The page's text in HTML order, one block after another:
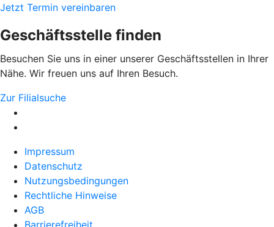
Jetzt Termin vereinbaren
Geschäftsstelle finden
Besuchen Sie uns in einer unserer Geschäftsstellen in Ihrer
Nähe. Wir freuen uns auf Ihren Besuch.
Zur Filialsuche
Impressum
Datenschutz
Nutzungsbedingungen
Rechtliche Hinweise
AGB
Barrierefreiheit